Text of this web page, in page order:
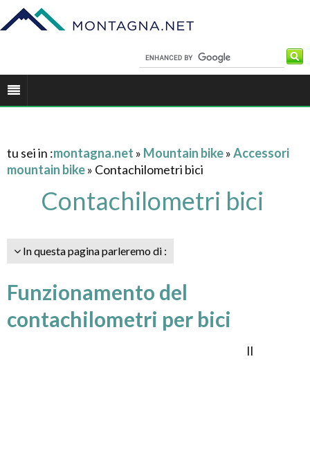
tu sei in :montagna.net » Mountain bike»Accessori
mountain bike» Contachilometri bici
Contachilometri bici
In questa pagina parleremo di :
Funzionamento del
contachilometri per bici
Il